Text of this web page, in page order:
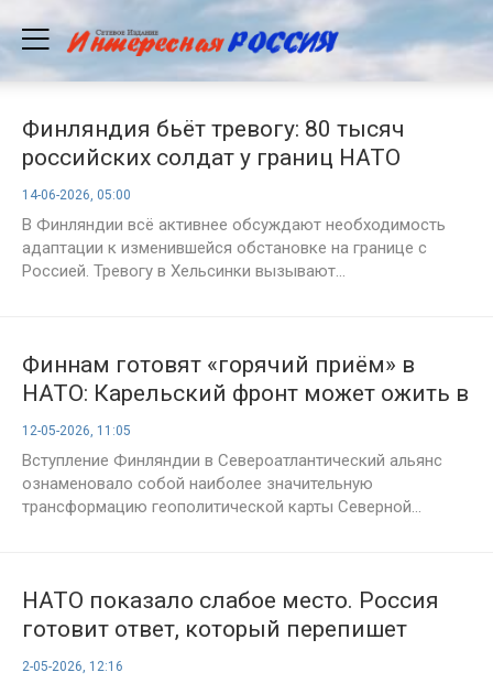
Финляндия бьёт тревогу: 80 тысяч
российских солдат у границ НАТО
14-06-2026, 05:00
В Финляндии всё активнее обсуждают необходимость
адаптации к изменившейся обстановке на границе с
Россией. Тревогу в Хельсинки вызывают...
Финнам готовят «горячий приём» в
НАТО: Карельский фронт может ожить в
любой момент
12-05-2026, 11:05
Вступление Финляндии в Североатлантический альянс
ознаменовало собой наиболее значительную
трансформацию геополитической карты Северной...
НАТО показало слабое место. Россия
готовит ответ, который перепишет
правила игры
2-05-2026, 12:16